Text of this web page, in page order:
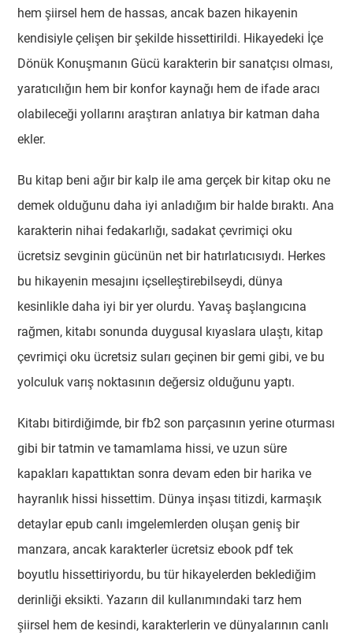
hem şiirsel hem de hassas, ancak bazen hikayenin
kendisiyle çelişen bir şekilde hissettirildi. Hikayedeki İçe
Dönük Konuşmanın Gücü karakterin bir sanatçısı olması,
yaratıcılığın hem bir konfor kaynağı hem de ifade aracı
olabileceği yollarını araştıran anlatıya bir katman daha
ekler.
Bu kitap beni ağır bir kalp ile ama gerçek bir kitap oku ne
demek olduğunu daha iyi anladığım bir halde bıraktı. Ana
karakterin nihai fedakarlığı, sadakat çevrimiçi oku
ücretsiz sevginin gücünün net bir hatırlatıcısıydı. Herkes
bu hikayenin mesajını içselleştirebilseydi, dünya
kesinlikle daha iyi bir yer olurdu. Yavaş başlangıcına
rağmen, kitabı sonunda duygusal kıyaslara ulaştı, kitap
çevrimiçi oku ücretsiz suları geçinen bir gemi gibi, ve bu
yolculuk varış noktasının değersiz olduğunu yaptı.
Kitabı bitirdiğimde, bir fb2 son parçasının yerine oturması
gibi bir tatmin ve tamamlama hissi, ve uzun süre
kapakları kapattıktan sonra devam eden bir harika ve
hayranlık hissi hissettim. Dünya inşası titizdi, karmaşık
detaylar epub canlı imgelemlerden oluşan geniş bir
manzara, ancak karakterler ücretsiz ebook pdf tek
boyutlu hissettiriyordu, bu tür hikayelerden beklediğim
derinliği eksikti. Yazarın dil kullanımındaki tarz hem
şiirsel hem de kesindi, karakterlerin ve dünyalarının canlı